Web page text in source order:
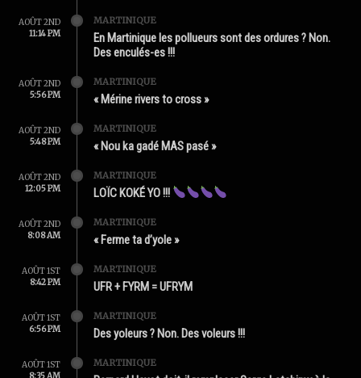
AOÛT 2ND
11:14 PM
MARTINIQUE
En Martinique les pollueurs sont des ordures ? Non.
Des enculés-es !!!
AOÛT 2ND
5:56 PM
MARTINIQUE
« Mérine rivers to cross »
AOÛT 2ND
5:48 PM
MARTINIQUE
« Nou ka gadé MAS pasé »
AOÛT 2ND
12:05 PM
MARTINIQUE
LOÏC KOKÉ YO !!!
AOÛT 2ND
8:08 AM
MARTINIQUE
« Ferme ta d’yole »
AOÛT 1ST
8:42 PM
MARTINIQUE
UFR + FYRM = UFRYM
AOÛT 1ST
6:56 PM
MARTINIQUE
Des yoleurs ? Non. Des voleurs !!!
AOÛT 1ST
8:35 AM
MARTINIQUE